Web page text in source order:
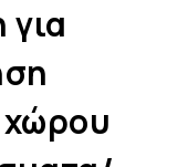
χώρου